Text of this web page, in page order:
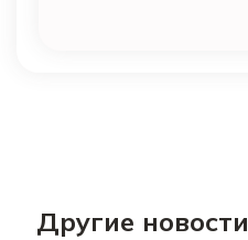
Другие новости